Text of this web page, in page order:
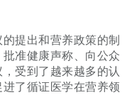
提出和营养政策的制
准健康声称、向公众
受到了越来越多的认
了循证医学在营养领